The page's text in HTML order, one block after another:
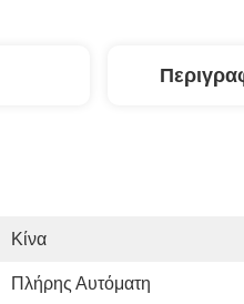
Κίνα
Πλήρης Αυτόματη